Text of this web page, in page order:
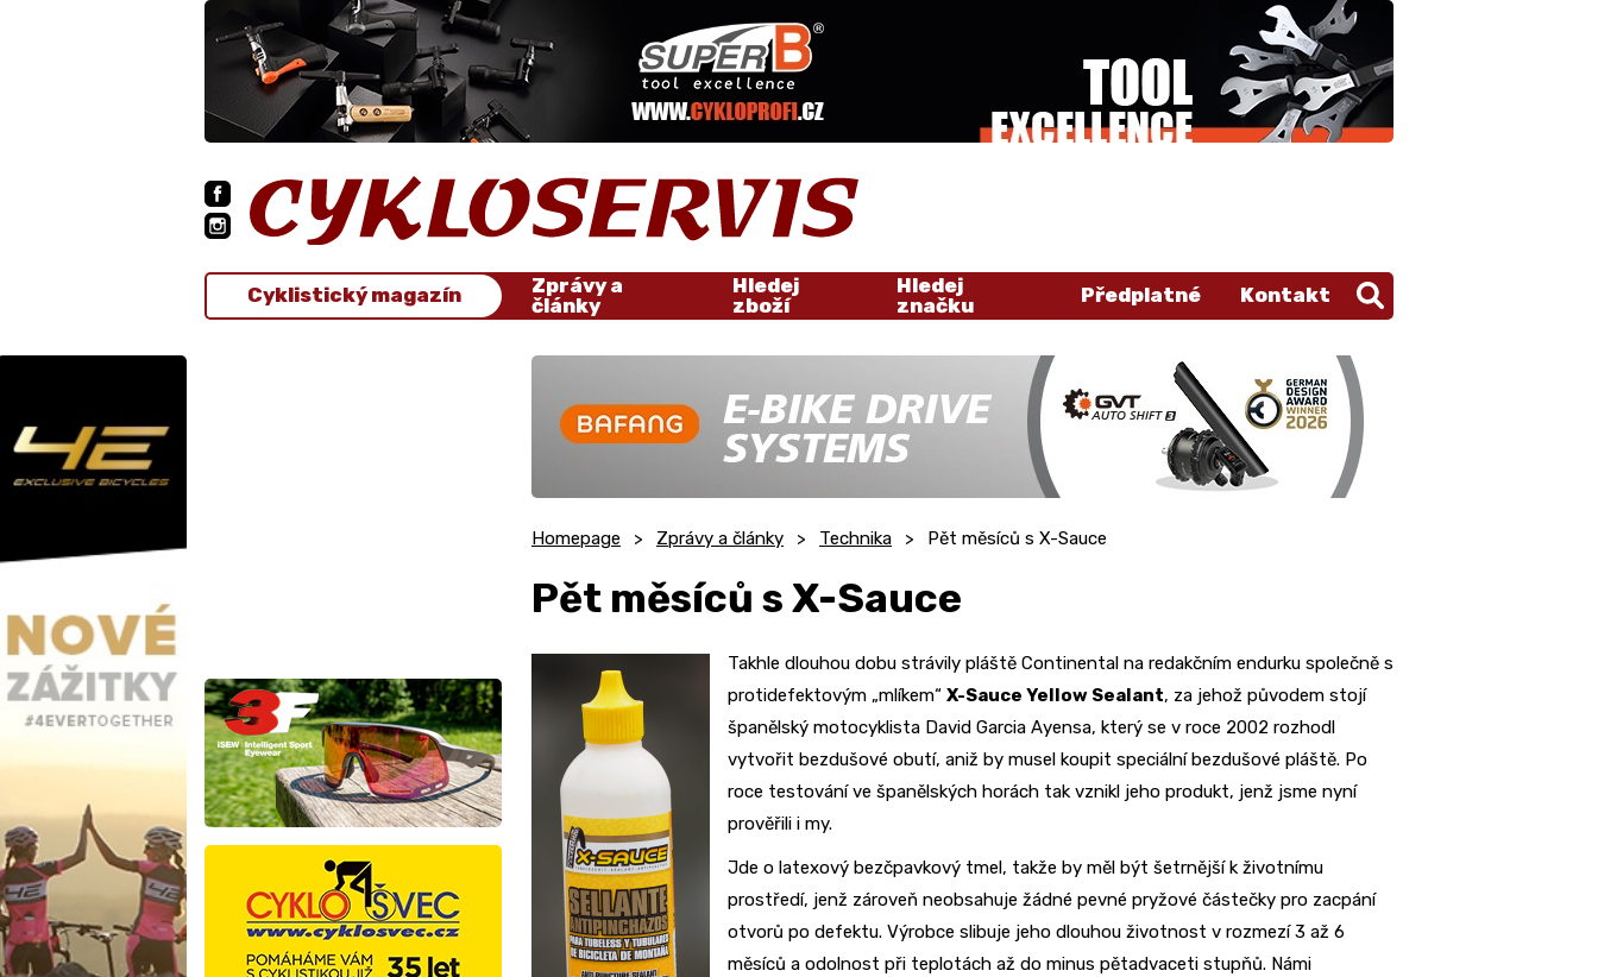
Cyklistický magazín
Zprávy a
články
Hledej
zboží
Hledej
značku
Předplatné Kontakt
Homepage Zprávy a články Technika Pět měsíců s X-Sauce
Pět měsíců s X-Sauce
Takhle dlouhou dobu strávily pláště Continental na redakčním endurku společně s
protidefektovým „mlíkem“ X-Sauce Yellow Sealant, za jehož původem stojí
španělský motocyklista David Garcia Ayensa, který se v roce 2002 rozhodl
vytvořit bezdušové obutí, aniž by musel koupit speciální bezdušové pláště. Po
roce testování ve španělských horách tak vznikl jeho produkt, jenž jsme nyní
prověřili i my.
Jde o latexový bezčpavkový tmel, takže by měl být šetrnější k životnímu
prostředí, jenž zároveň neobsahuje žádné pevné pryžové částečky pro zacpání
otvorů po defektu. Výrobce slibuje jeho dlouhou životnost v rozmezí 3 až 6
měsíců a odolnost při teplotách až do minus pětadvaceti stupňů. Námi